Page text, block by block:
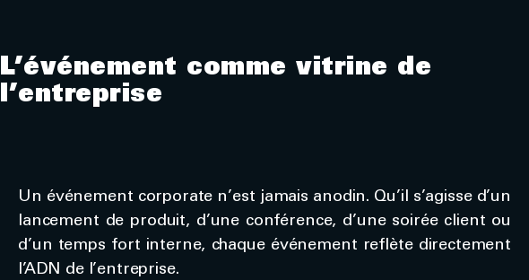
L’événement comme vitrine de
l’entreprise
Un événement corporate n’est jamais anodin. Qu’il s’agisse d’un
lancement de produit, d’une conférence, d’une soirée client ou
d’un temps fort interne, chaque événement reflète directement
l’ADN de l’entreprise.